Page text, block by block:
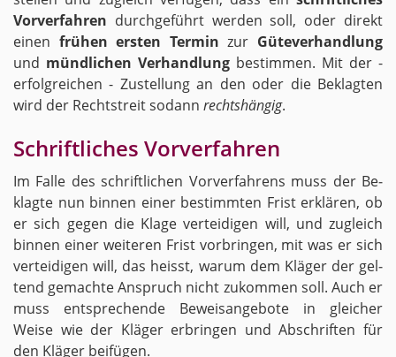
Vor­ver­fah­ren durch­ge­führt wer­den soll, oder di­rekt
einen frü­hen ers­ten Ter­min zur Gü­te­ver­hand­lung
und münd­li­chen Ver­hand­lung be­stim­men. Mit der -
er­folg­rei­chen - Zu­stel­lung an den oder die Be­klag­ten
wird der Recht­streit so­dann rechts­hän­gig.
Schrift­li­ches Vor­ver­fah­ren
Im Falle des schrift­li­chen Vor­ver­fah­rens muss der Be­
klag­te nun bin­nen einer be­stimm­ten Frist er­klä­ren, ob
er sich gegen die Klage ver­tei­di­gen will, und zu­gleich
bin­nen einer wei­te­ren Frist vor­brin­gen, mit was er sich
ver­tei­di­gen will, das heisst, warum dem Klä­ger der gel­
tend ge­mach­te An­spruch nicht zu­kom­men soll. Auch er
muss ent­spre­chen­de Be­weis­an­ge­bo­te in glei­cher
Weise wie der Klä­ger er­brin­gen und Ab­schrif­ten für
den Klä­ger bei­fü­gen.